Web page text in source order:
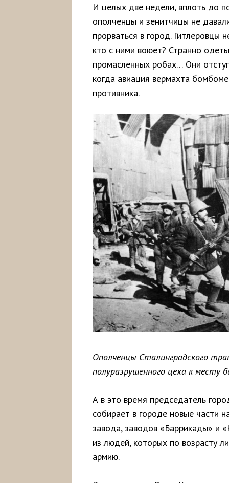
И целых две недели, вплоть до
ополченцы и зенитчицы не
прорваться в город.
кто с ними воюет? Странно
промасленных робах… Они
когда авиация вермахта
противника.
Ополченцы Сталинградского
полуразрушенного цеха к месту
А в это время председатель
собирает в городе новые части
завода, заводов «Баррикады» и
из людей, которых по возрасту
армию.